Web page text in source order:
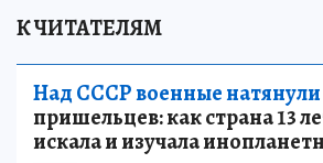
К ЧИТАТЕЛЯМ
Над СССР военные натянули
пришельцев: как страна 13
искала и изучала